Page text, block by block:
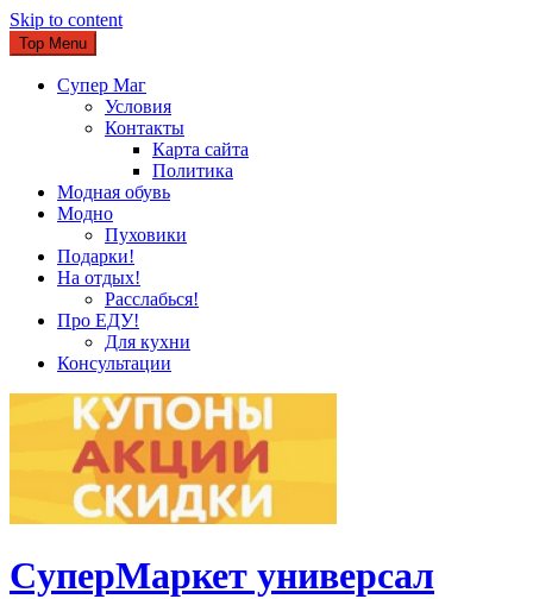
Skip to content
Top Menu
Супер Маг
Условия
Контакты
Карта сайта
Политика
Модная обувь
Модно
Пуховики
Подарки!
На отдых!
Расслабься!
Про ЕДУ!
Для кухни
Консультации
CуперМаркет универсал